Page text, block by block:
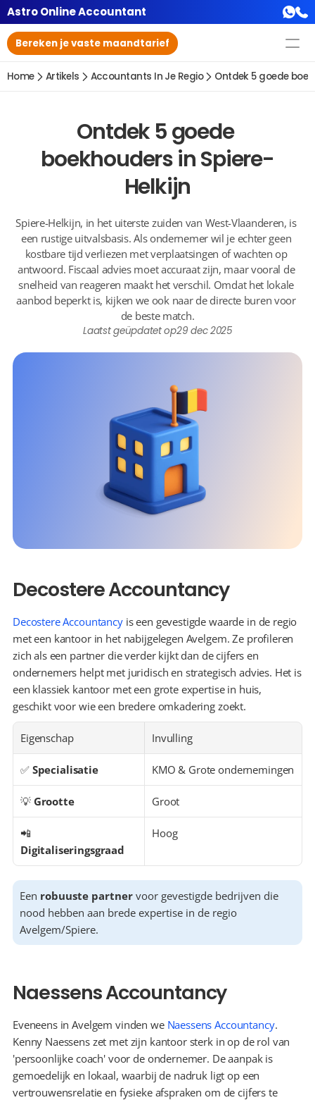
Astro Online Accountant
Bereken je vaste maandtarief
Home Artikels Accountants In Je Regio Ontdek 5 goede
Ontdek 5 goede
boekhouders in Spiere-
Helkijn
Spiere-Helkijn, in het uiterste zuiden van West-Vlaanderen, is
een rustige uitvalsbasis. Als ondernemer wil je echter geen
kostbare tijd verliezen met verplaatsingen of wachten op
antwoord. Fiscaal advies moet accuraat zijn, maar vooral de
snelheid van reageren maakt het verschil. Omdat het lokale
aanbod beperkt is, kijken we ook naar de directe buren voor
de beste match.
Laatst geüpdatet op29 dec 2025
Decostere Accountancy
Decostere Accountancy is een gevestigde waarde in de regio
met een kantoor in het nabijgelegen Avelgem. Ze profileren
zich als een partner die verder kijkt dan de cijfers en
ondernemers helpt met juridisch en strategisch advies. Het is
een klassiek kantoor met een grote expertise in huis,
geschikt voor wie een bredere omkadering zoekt.
Eigenschap Invulling
✅ Specialisatie KMO & Grote ondernemingen
💡 Grootte Groot
Digitaliseringsgraad
Hoog
Een robuuste partner voor gevestigde bedrijven die
nood hebben aan brede expertise in de regio
Avelgem/Spiere.
Naessens Accountancy
Eveneens in Avelgem vinden we Naessens Accountancy.
Kenny Naessens zet met zijn kantoor sterk in op de rol van
'persoonlijke coach' voor de ondernemer. De aanpak is
gemoedelijk en lokaal, waarbij de nadruk ligt op een
vertrouwensrelatie en fysieke afspraken om de cijfers te